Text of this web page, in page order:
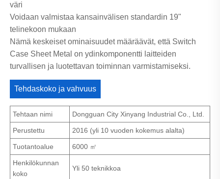
väri
Voidaan valmistaa kansainvälisen standardin 19"
telinekoon mukaan
Nämä keskeiset ominaisuudet määräävät, että Switch
Case Sheet Metal on ydinkomponentti laitteiden
turvallisen ja luotettavan toiminnan varmistamiseksi.
Tehdaskoko ja vahvuus
Tehtaan nimi Dongguan City Xinyang Industrial Co., Ltd.
Perustettu 2016 (yli 10 vuoden kokemus alalta)
Tuotantoalue 6000 ㎡
Henkilökunnan
koko
Yli 50 teknikkoa